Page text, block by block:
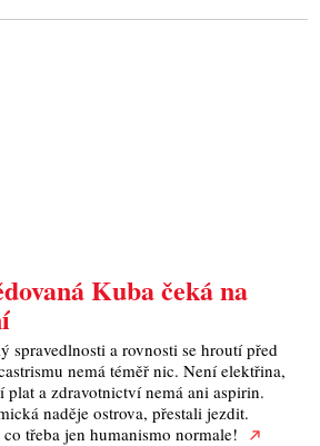
Kuba čeká na
spravedlnosti a rovnosti se hroutí před
nemá téměř nic. Není elektřina,
a zdravotnictví nemá ani aspirin.
naděje ostrova, přestali jezdit.
třeba jen humanismo normale!